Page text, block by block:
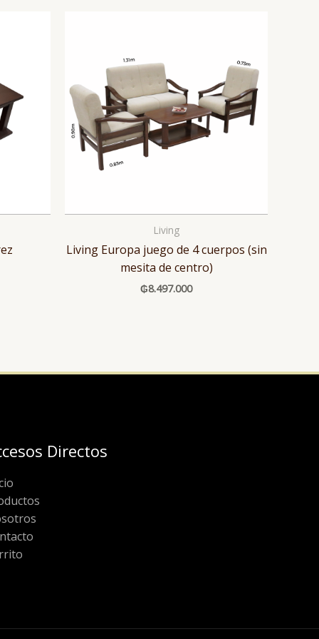
Living
Living Europa juego de 4 cuerpos (sin
mesita de centro)
₲8.497.000
Directos